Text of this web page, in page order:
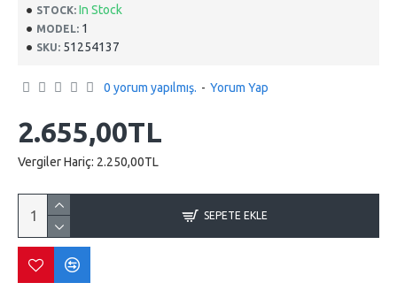
STOCK: In Stock
MODEL: 1
SKU: 51254137
0 yorum yapılmış. - Yorum Yap
2.655,00TL
Vergiler Hariç: 2.250,00TL
SEPETE EKLE